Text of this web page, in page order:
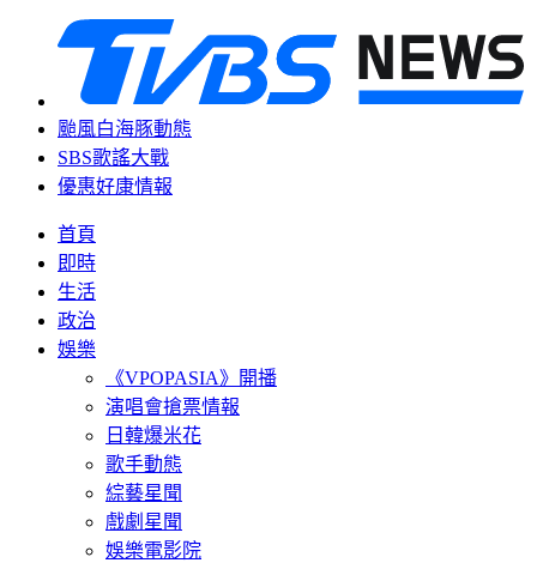
颱風白海豚動態
SBS歌謠大戰
優惠好康情報
首頁
即時
生活
政治
娛樂
《VPOPASIA》開播
演唱會搶票情報
日韓爆米花
歌手動態
綜藝星聞
戲劇星聞
娛樂電影院